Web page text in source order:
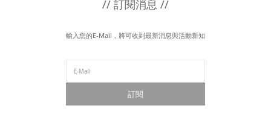
// 訂閱消息 //
輸入您的E-Mail，將可收到最新消息與活動新知
訂閱